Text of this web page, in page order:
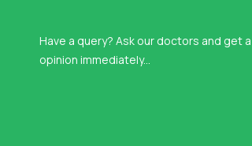
Have a query? Ask our doctors and get
opinion immediately...